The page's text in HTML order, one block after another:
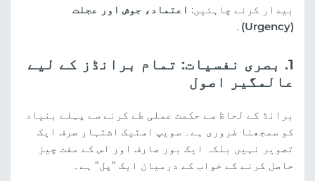
بیدار کرنے چاہئیں: اعتماد، جوش اور عجلت
(Urgency)
1. بصری نفسیات: تمام برانڈز کے لیے
عالمگیر اصول
برانڈ کے لحاظ سے حکمت عملی طے کرنے سے پہلے بنیاد
کو سمجھنا ضروری ہے۔ سویپ اسٹیک اشتہار صرف ایک
تصویر نہیں بلکہ ایک بور صارف اور اس کے مفت چیز
حاصل کرنے کے خواب کے درمیان ایک "پل" ہے۔